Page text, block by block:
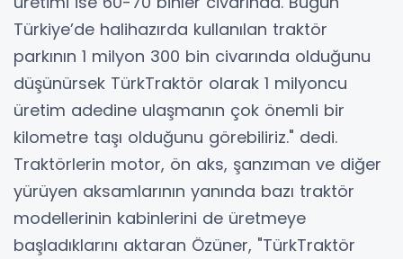
Türkiye’de halihazırda kullanılan traktör
parkının 1 milyon 300 bin civarında olduğunu
düşünürsek TürkTraktör olarak 1 milyoncu
üretim adedine ulaşmanın çok önemli bir
kilometre taşı olduğunu görebiliriz." dedi.
Traktörlerin motor, ön aks, şanzıman ve diğer
yürüyen aksamlarının yanında bazı traktör
modellerinin kabinlerini de üretmeye
başladıklarını aktaran Özüner, "TürkTraktör